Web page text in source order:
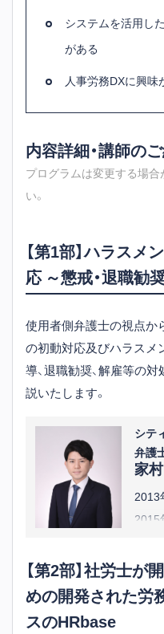
システムを活用し
がある
人事労務DXに興味
内容詳細・講師の
プログラムは変更する場合
い。
【第1部】ハラス
応 ～懲戒・退職勧
使用者側弁護士の視点か
の初動対応及びハラスメ
導、退職勧奨、解雇等の
説いたします。
シテ
弁護
家
2013
2015
2023
録
【第2部】社労士が
めの開発された労
スのHRbase